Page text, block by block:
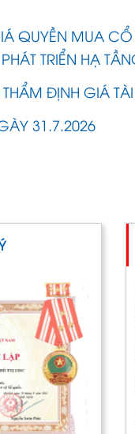
QUYỀN MUA
TRIỂN HẠ
ĐỊNH GIÁ
31.7.2026